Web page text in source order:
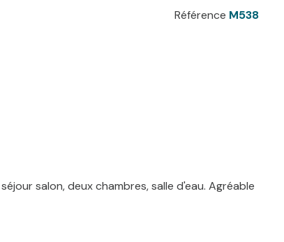
Référence M538
salon, deux chambres, salle d'eau. Agréable